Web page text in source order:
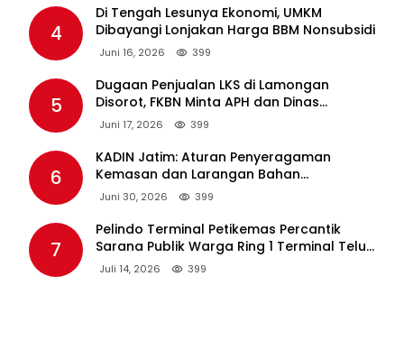
4
Di Tengah Lesunya Ekonomi, UMKM
Dibayangi Lonjakan Harga BBM Nonsubsidi
Juni 16, 2026 399
5
Dugaan Penjualan LKS di Lamongan
Disorot, FKBN Minta APH dan Dinas
Pendidikan Bertindak Tegas.
Juni 17, 2026 399
6
KADIN Jatim: Aturan Penyeragaman
Kemasan dan Larangan Bahan
Tambahan Berpotensi Ganggu Industri
Juni 30, 2026 399
7
Pelindo Terminal Petikemas Percantik
Sarana Publik Warga Ring 1 Terminal Teluk
Lamong Lewat Program TJSL
Juli 14, 2026 399